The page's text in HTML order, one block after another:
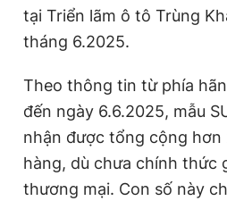
Đọc Thanh Niên trên điện
tại Triển lãm ô tô Trùng
tháng 6.2025.
Theo thông tin từ phía
đến ngày 6.6.2025, mẫu
nhận được tổng cộng hơn
hàng, dù chưa chính thức
thương mại. Con số này